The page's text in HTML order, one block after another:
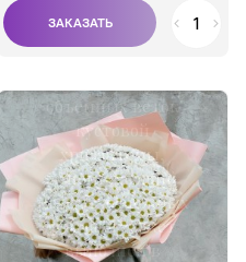
объемных веток
кустовой
хризантемы,
напоминающий
поле белоснежных
ромашек. Букет
выполнен в